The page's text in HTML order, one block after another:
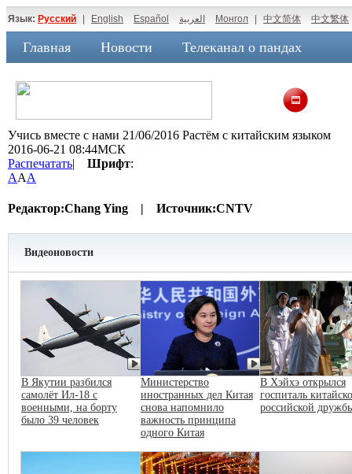
Язык: Русский English Español العربية Монгол 中文简体 中文繁体
Главная Новости Телеканал о пандах
Учись вместе с нами 21/06/2016 Растём с китайским языком
2016-06-21 08:44МСК
Распечатать| Шрифт:
AAA
Редактор:Chang Ying | Источник:CNTV
Видеоновости
В Якутии разбился
самолёт Ил-18 с
военными, на борту
было 39 человек
Министерство
иностранных дел Китая
снова напомнило
важность принципа
одного Китая
В Хэйхэ открылся
госпиталь
российской